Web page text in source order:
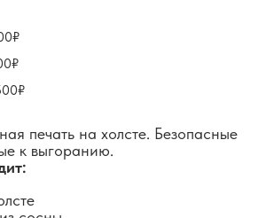
печать на холсте. Безопасные
к выгоранию.